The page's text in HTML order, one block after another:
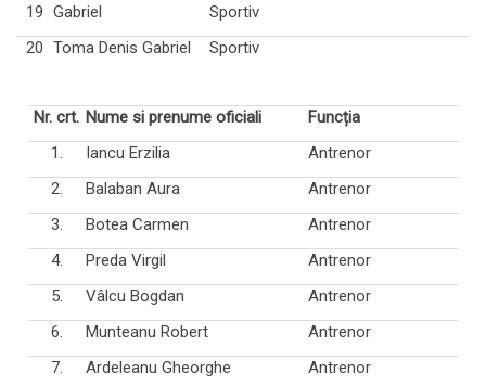
19 Gabriel
Sportiv
20 Toma Denis Gabriel Sportiv
Nr. crt. Nume si prenume oficiali Funcția
1.
Iancu Erzilia
Antrenor
2.
Balaban Aura
Antrenor
3.
Botea Carmen
Antrenor
4.
Preda Virgil
Antrenor
5.
Vâlcu Bogdan
Antrenor
6.
Munteanu Robert
Antrenor
7.
Ardeleanu Gheorghe
Antrenor